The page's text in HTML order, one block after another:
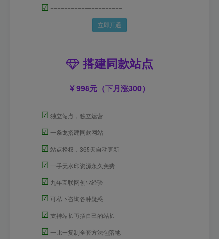
☑ =====================
立即开通
搭建同款站点
998元（下月涨300）
☑ 独立站点，独立运营
☑ 一条龙搭建同款网站
☑ 站点授权，365天自动更新
☑ 一手无水印资源永久免费
☑ 九年互联网创业经验
☑ 可私下咨询各种疑惑
☑ 支持站长再招自己的站长
☑ 一比一复制全套方法包落地